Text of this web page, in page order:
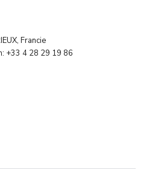
Francie
+33 4 28 29 19 86